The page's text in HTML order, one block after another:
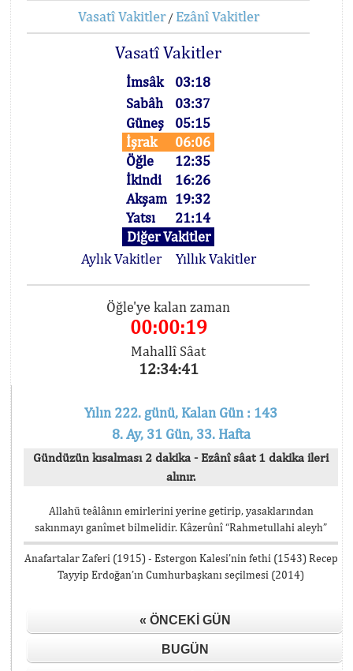
Vasatî Vakitler/ Ezânî Vakitler
Vasatî Vakitler
İmsâk
03:18
Sabâh
03:37
Güneş
05:15
İşrak
06:06
Öğle
12:35
İkindi
16:26
Akşam 19:32
Yatsı
21:14
Diğer Vakitler
Aylık Vakitler
Yıllık Vakitler
Öğle'ye kalan zaman
00:00:18
Mahallî Sâat
12:34:42
Yılın 222. günü, Kalan Gün : 143
8. Ay, 31 Gün, 33. Hafta
Gündüzün kısalması 2 dakika - Ezânî sâat 1 dakika ileri
alınır.
Allahü teâlânın emirlerini yerine getirip, yasaklarından
sakınmayı ganîmet bilmelidir. Kâzerûnî “Rahmetullahi aleyh”
Anafartalar Zaferi (1915) - Estergon Kalesi’nin fethi (1543) Recep
Tayyip Erdoğan’ın Cumhurbaşkanı seçilmesi (2014)
« ÖNCEKI GÜN
BUGÜN